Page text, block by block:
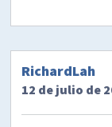
RichardLah
12 de julio de